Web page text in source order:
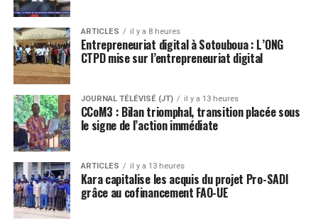
ARTICLES il y a 8 heures
Entrepreneuriat digital à Sotouboua : L’ONG
CTPD mise sur l’entrepreneuriat digital
JOURNAL TÉLÉVISÉ (JT) il y a 13 heures
CCoM3 : Bilan triomphal, transition placée sous
le signe de l’action immédiate
ARTICLES il y a 13 heures
Kara capitalise les acquis du projet Pro-SADI
grâce au cofinancement FAO-UE